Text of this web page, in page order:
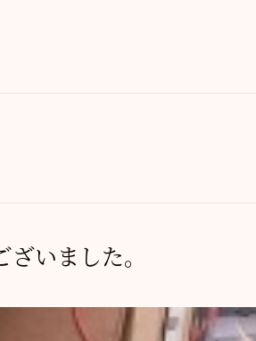
いました。